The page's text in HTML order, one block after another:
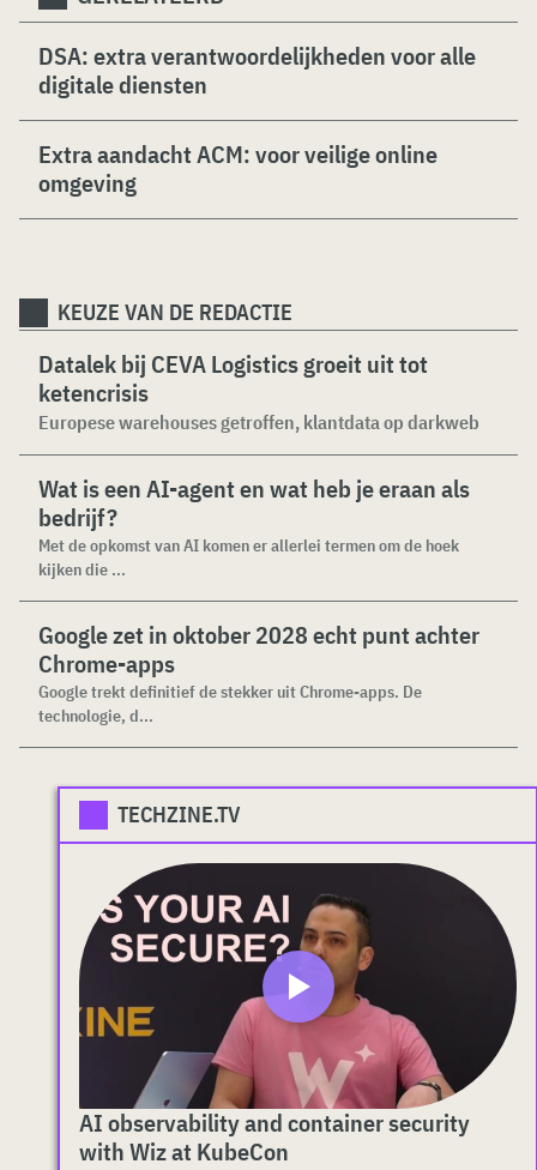
DSA: extra verantwoordelijkheden voor alle
digitale diensten
Extra aandacht ACM: voor veilige online
omgeving
KEUZE VAN DE REDACTIE
Datalek bij CEVA Logistics groeit uit tot
ketencrisis
Europese warehouses getroffen, klantdata op darkweb
Wat is een AI-agent en wat heb je eraan als
bedrijf?
Met de opkomst van AI komen er allerlei termen om de hoek
kijken die ...
Google zet in oktober 2028 echt punt achter
Chrome-apps
Google trekt definitief de stekker uit Chrome-apps. De
technologie, d...
TECHZINE.TV
AI observability and container security
with Wiz at KubeCon